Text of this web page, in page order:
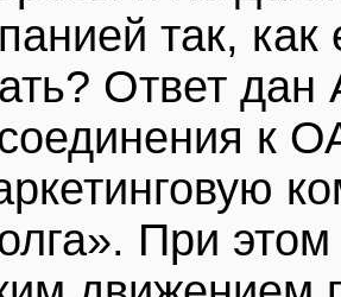
так, как
Ответ
к
При